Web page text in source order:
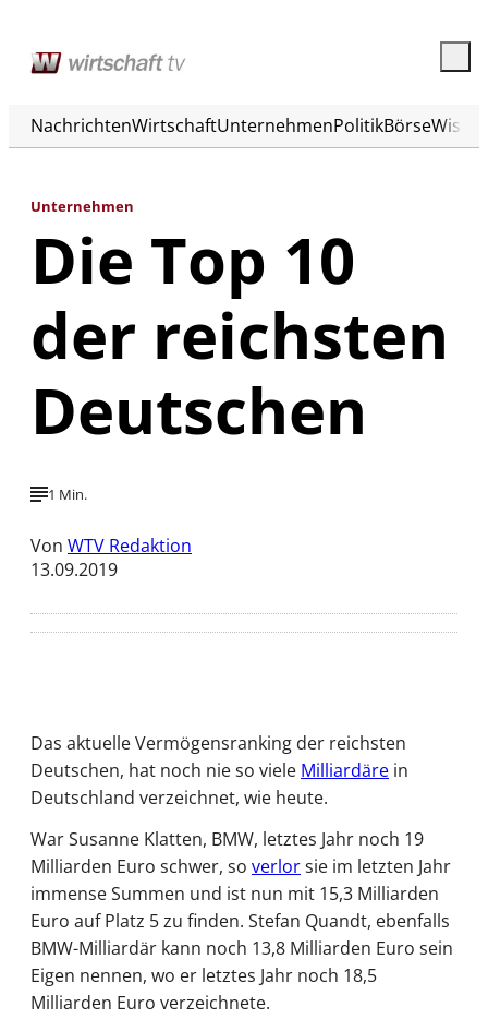
NachrichtenWirtschaftUnternehmenPolitikBörse
Unternehmen
Die Top 10
der reichsten
Deutschen
1 Min.
Von WTV Redaktion
13.09.2019
Das aktuelle Vermögensranking der reichsten
Deutschen, hat noch nie so viele Milliardäre in
Deutschland verzeichnet, wie heute.
War Susanne Klatten, BMW, letztes Jahr noch 19
Milliarden Euro schwer, so verlorsie im letzten Jahr
immense Summen und ist nun mit 15,3 Milliarden
Euro auf Platz 5 zu finden. Stefan Quandt, ebenfalls
BMW-Milliardär kann noch 13,8 Milliarden Euro sein
Eigen nennen, wo er letztes Jahr noch 18,5
Milliarden Euro verzeichnete.